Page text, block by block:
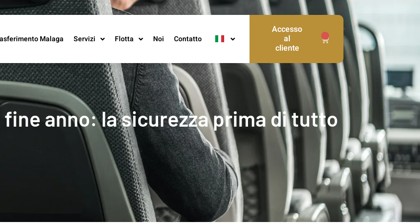
Malaga Servizi Flotta Noi Contatto
Accesso
al
cliente
anno: la sicurezza prima di tutto